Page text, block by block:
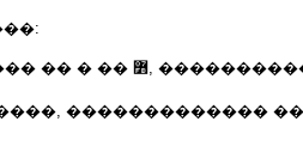
� ���� 2007
�������������